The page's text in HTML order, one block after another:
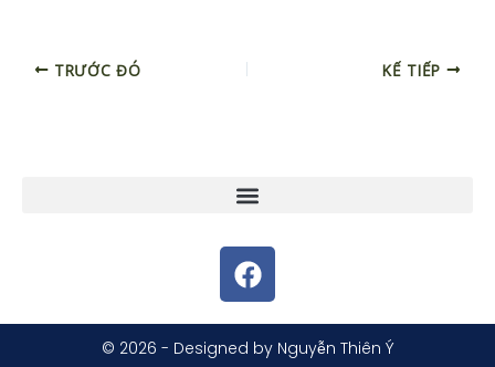
TRƯỚC ĐÓ KẾ TIẾP
F
a
c
e
© 2026 - Designed by Nguyễn Thiên Ý